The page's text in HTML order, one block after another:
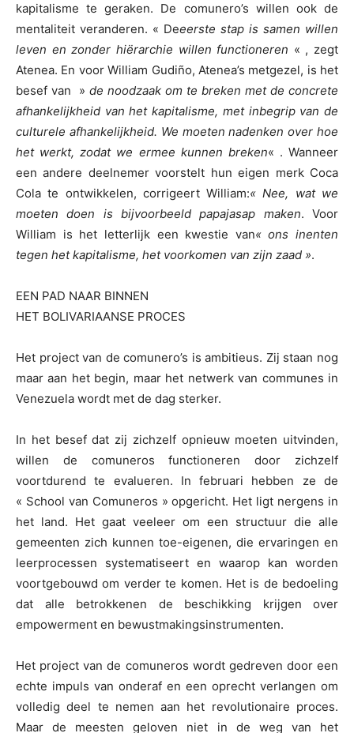
kapitalisme te geraken. De comunero’s willen ook de
mentaliteit veranderen. « Deeerste stap is samen willen
leven en zonder hiërarchie willen functioneren « , zegt
Atenea. En voor William Gudiño, Atenea’s metgezel, is het
besef van » de noodzaak om te breken met de concrete
afhankelijkheid van het kapitalisme, met inbegrip van de
culturele afhankelijkheid. We moeten nadenken over hoe
het werkt, zodat we ermee kunnen breken« . Wanneer
een andere deelnemer voorstelt hun eigen merk Coca
Cola te ontwikkelen, corrigeert William:« Nee, wat we
moeten doen is bijvoorbeeld papajasap maken. Voor
William is het letterlijk een kwestie van« ons inenten
tegen het kapitalisme, het voorkomen van zijn zaad ».
EEN PAD NAAR BINNEN
HET BOLIVARIAANSE PROCES
Het project van de comunero’s is ambitieus. Zij staan nog
maar aan het begin, maar het netwerk van communes in
Venezuela wordt met de dag sterker.
In het besef dat zij zichzelf opnieuw moeten uitvinden,
willen de comuneros functioneren door zichzelf
voortdurend te evalueren. In februari hebben ze de
« School van Comuneros » opgericht. Het ligt nergens in
het land. Het gaat veeleer om een structuur die alle
gemeenten zich kunnen toe-eigenen, die ervaringen en
leerprocessen systematiseert en waarop kan worden
voortgebouwd om verder te komen. Het is de bedoeling
dat alle betrokkenen de beschikking krijgen over
empowerment en bewustmakingsinstrumenten.
Het project van de comuneros wordt gedreven door een
echte impuls van onderaf en een oprecht verlangen om
volledig deel te nemen aan het revolutionaire proces.
Maar de meesten geloven niet in de weg van het